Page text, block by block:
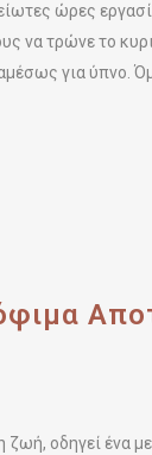
ώρες
να τρώνε το
για ύπνο.
ζωή, οδηγεί ένα